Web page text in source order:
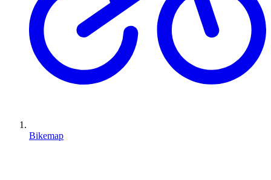
Bikemap